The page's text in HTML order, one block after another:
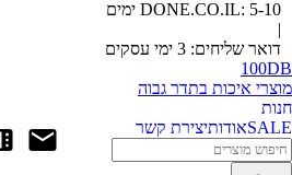
DONE.CO.IL: 5-10 ימים
|
דואר שליחים: 3 ימי עסקים
100DB
מוצרי איכות בתדר גבוה
חנות
SALEאודותיצירת קשר